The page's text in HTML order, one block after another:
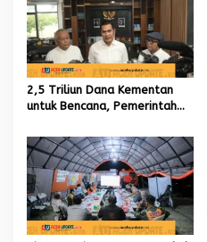
i
p
o
s
2,5 Triliun Dana Kementan
untuk Bencana, Pemerintah